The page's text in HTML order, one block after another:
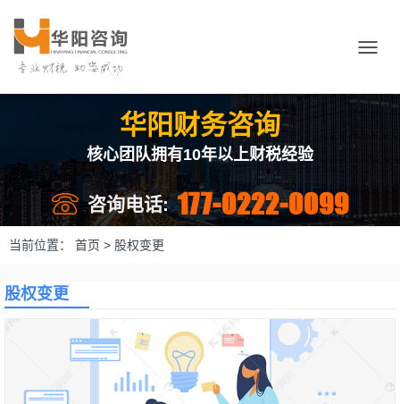
导
华阳财务咨询
核心团队拥有10年以上财税经验
咨询电话: 177-0222-0099
当前位置： 首页 > 股权变更
股权变更